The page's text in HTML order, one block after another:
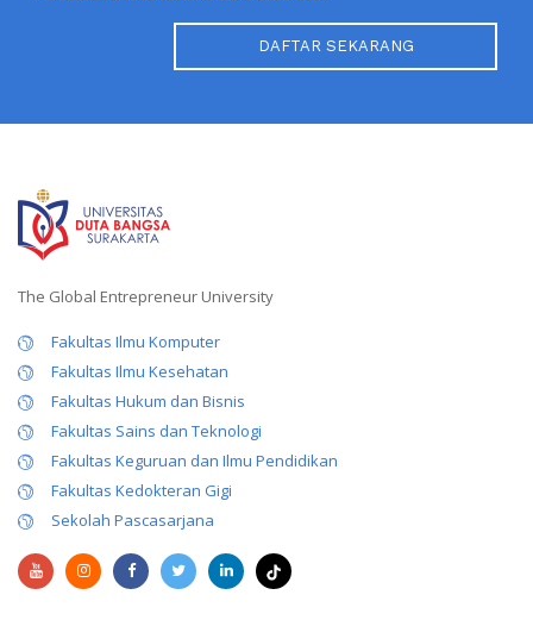
DAFTAR SEKARANG
The Global Entrepreneur University
Fakultas Ilmu Komputer
Fakultas Ilmu Kesehatan
Fakultas Hukum dan Bisnis
Fakultas Sains dan Teknologi
Fakultas Keguruan dan Ilmu Pendidikan
Fakultas Kedokteran Gigi
Sekolah Pascasarjana